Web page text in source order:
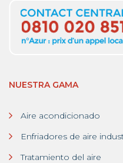
NUESTRA GAMA
Aire acondicionado
Enfriadores de aire
Tratamiento del aire